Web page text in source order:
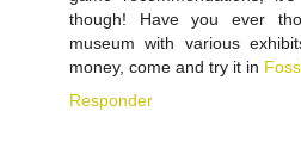
though! Have you ever
museum with various
money, come and try it in
Responder